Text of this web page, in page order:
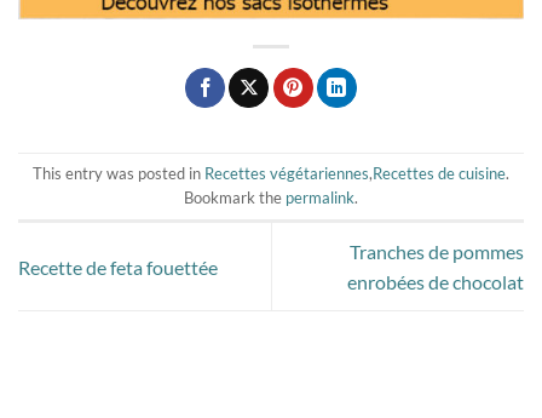
This entry was posted in Recettes végétariennes,Recettes de cuisine.
Bookmark the permalink.
Recette de feta fouettée
Tranches de pommes
enrobées de chocolat